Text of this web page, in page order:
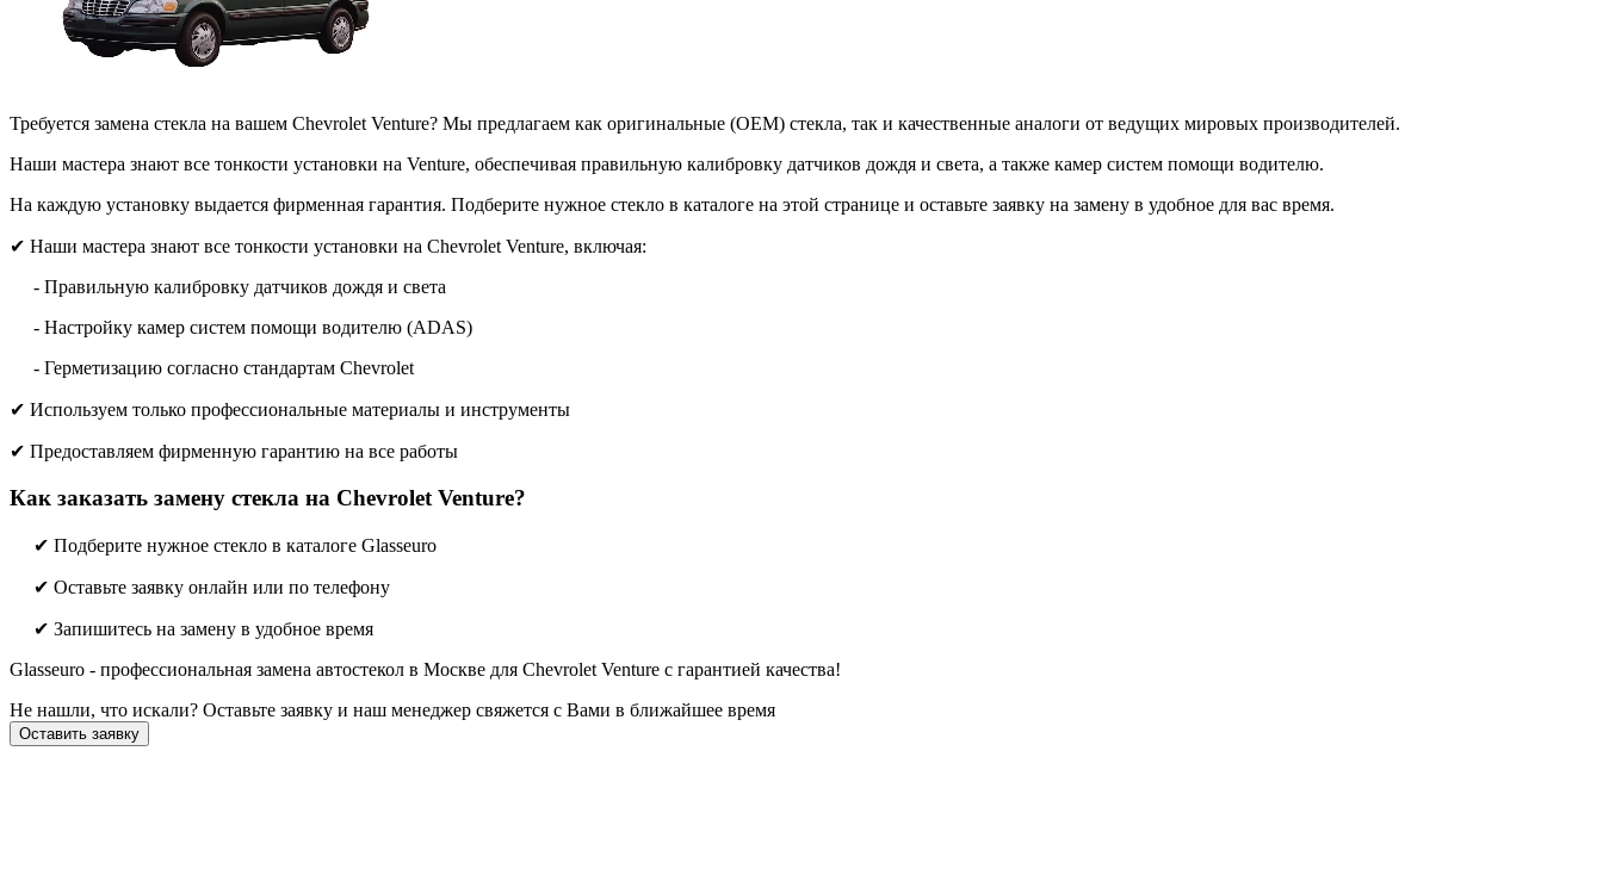
Требуется замена стекла на вашем Chevrolet Venture? Мы предлагаем как оригинальные (OEM) стекла, так и качественные аналоги от ведущих мировых производителей.
Наши мастера знают все тонкости установки на Venture, обеспечивая правильную калибровку датчиков дождя и света, а также камер систем помощи водителю.
На каждую установку выдается фирменная гарантия. Подберите нужное стекло в каталоге на этой странице и оставьте заявку на замену в удобное для вас время.
✔ Наши мастера знают все тонкости установки на Chevrolet Venture, включая:
- Правильную калибровку датчиков дождя и света
- Настройку камер систем помощи водителю (ADAS)
- Герметизацию согласно стандартам Chevrolet
✔ Используем только профессиональные материалы и инструменты
✔ Предоставляем фирменную гарантию на все работы
Как заказать замену стекла на Chevrolet Venture?
✔ Подберите нужное стекло в каталоге Glasseuro
✔ Оставьте заявку онлайн или по телефону
✔ Запишитесь на замену в удобное время
Glasseuro - профессиональная замена автостекол в Москве для Chevrolet Venture с гарантией качества!
Не нашли, что искали? Оставьте заявку и наш менеджер свяжется с Вами в ближайшее время
Оставить заявку